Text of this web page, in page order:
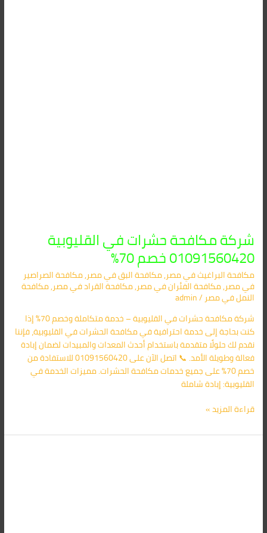
شركة مكافحة حشرات في القليوبية
01091560420 خصم 70%
مكافحة البراغيث​ في مصر,مكافحة البق​ في مصر,مكافحة الصراصير​
في مصر,مكافحة الفئران​ في مصر,مكافحة القراد​ في مصر,مكافحة
النمل​ في مصر/
admin
شركة مكافحة حشرات في القليوبية – خدمة متكاملة وخصم 70% إذا
كنت بحاجة إلى خدمة احترافية في مكافحة الحشرات في القليوبية، فإننا
نقدم لك حلولًا متقدمة باستخدام أحدث المعدات والمبيدات لضمان إبادة
فعالة وطويلة الأمد. 📞 اتصل الآن على 01091560420 للاستفادة من
خصم 70% على جميع خدمات مكافحة الحشرات. مميزات الخدمة في
القليوبية: إبادة شاملة
قراءة المزيد »